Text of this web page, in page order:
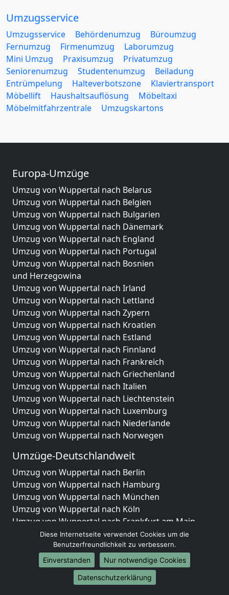
Umzugsservice
Umzugsservice Behördenumzug
Büroumzug
Fernumzug
Firmenumzug
Laborumzug
Mini Umzug
Praxisumzug
Privatumzug
Seniorenumzug
Studentenumzug
Beiladung
Entrümpelung
Halteverbotszone
Klaviertransport
Möbellift
Haushaltsauflösung
Möbeltaxi
Möbelmitfahrzentrale
Umzugskartons
Europa-Umzüge
Umzug von Wuppertal nach Belarus
Umzug von Wuppertal nach Belgien
Umzug von Wuppertal nach Bulgarien
Umzug von Wuppertal nach Dänemark
Umzug von Wuppertal nach England
Umzug von Wuppertal nach Portugal
Umzug von Wuppertal nach Bosnien
und Herzegowina
Umzug von Wuppertal nach Irland
Umzug von Wuppertal nach Lettland
Umzug von Wuppertal nach Zypern
Umzug von Wuppertal nach Kroatien
Umzug von Wuppertal nach Estland
Umzug von Wuppertal nach Finnland
Umzug von Wuppertal nach Frankreich
Umzug von Wuppertal nach Griechenland
Umzug von Wuppertal nach Italien
Umzug von Wuppertal nach Liechtenstein
Umzug von Wuppertal nach Luxemburg
Umzug von Wuppertal nach Niederlande
Umzug von Wuppertal nach Norwegen
Umzüge-Deutschlandweit
Umzug von Wuppertal nach Berlin
Umzug von Wuppertal nach Hamburg
Umzug von Wuppertal nach München
Umzug von Wuppertal nach Köln
Umzug von Wuppertal nach Frankfurt am Main
Umzug von Wuppertal nach Stuttgart
Umzug von Wuppertal nach Düsseldorf
Umzug von Wuppertal nach Leipzig
Umzug von Wuppertal nach Dortmund
Umzug von Wuppertal nach Essen
Diese Internetseite verwendet Cookies um die
Benutzerfreundlichkeit zu verbessern.
Einverstanden
Nur notwendige Cookies
Datenschutzerklärung